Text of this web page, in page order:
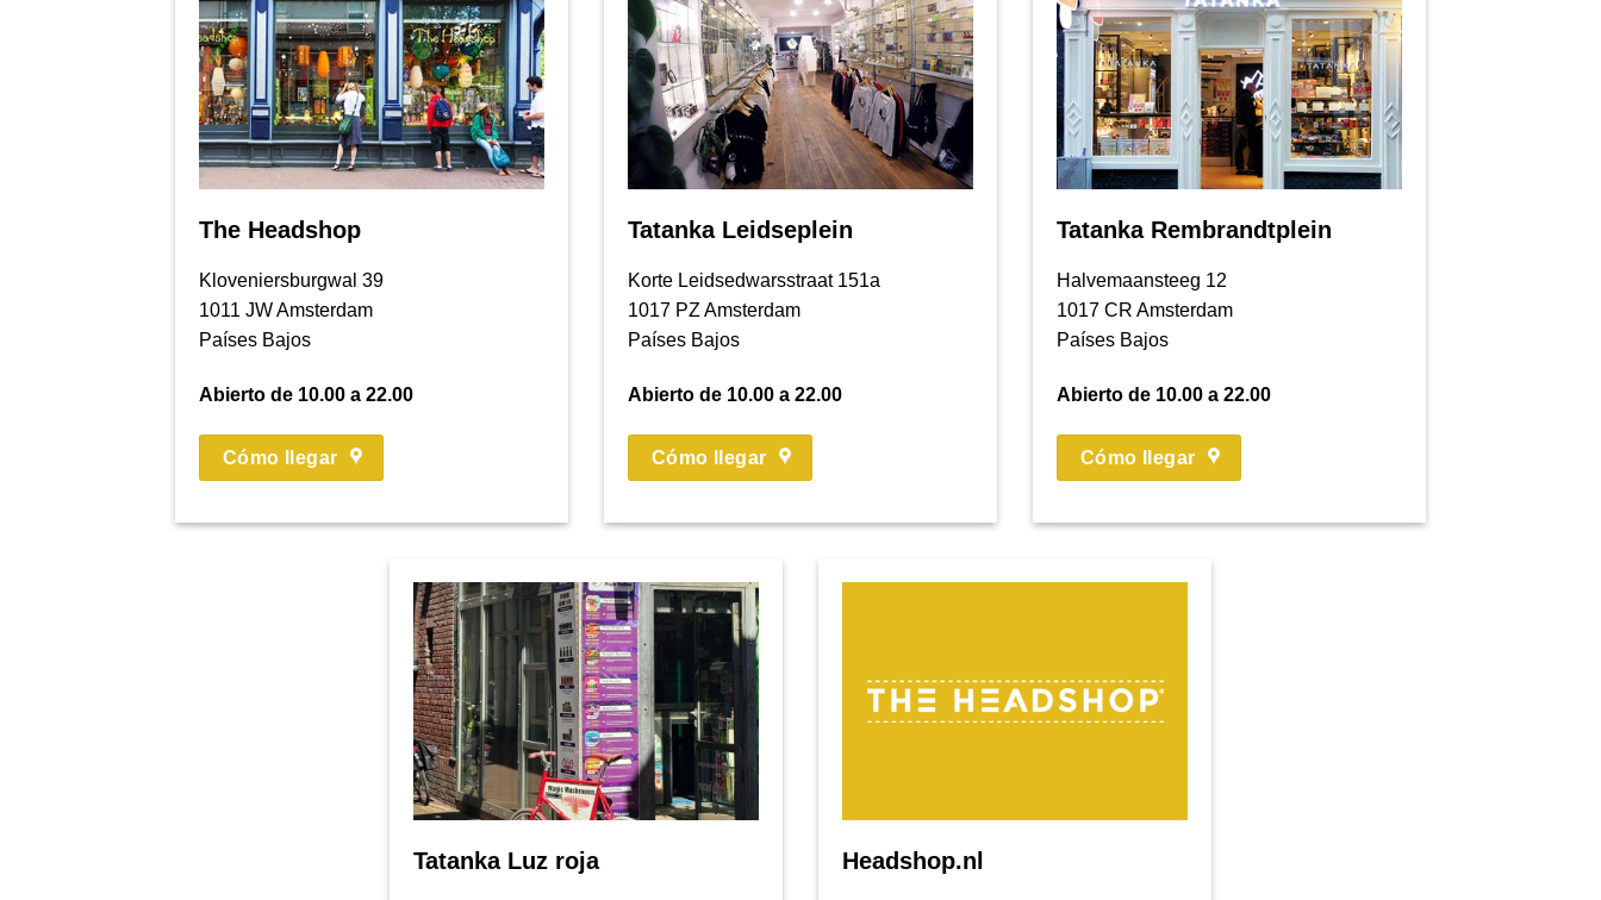
The Headshop
Kloveniersburgwal 39
1011 JW Amsterdam
Países Bajos
Abierto de 10.00 a 22.00
Cómo llegar
Tatanka Leidseplein
Korte Leidsedwarsstraat 151a
1017 PZ Amsterdam
Países Bajos
Abierto de 10.00 a 22.00
Cómo llegar
Tatanka Rembrandtplein
Halvemaansteeg 12
1017 CR Amsterdam
Países Bajos
Abierto de 10.00 a 22.00
Cómo llegar
Tatanka Luz roja Headshop.nl